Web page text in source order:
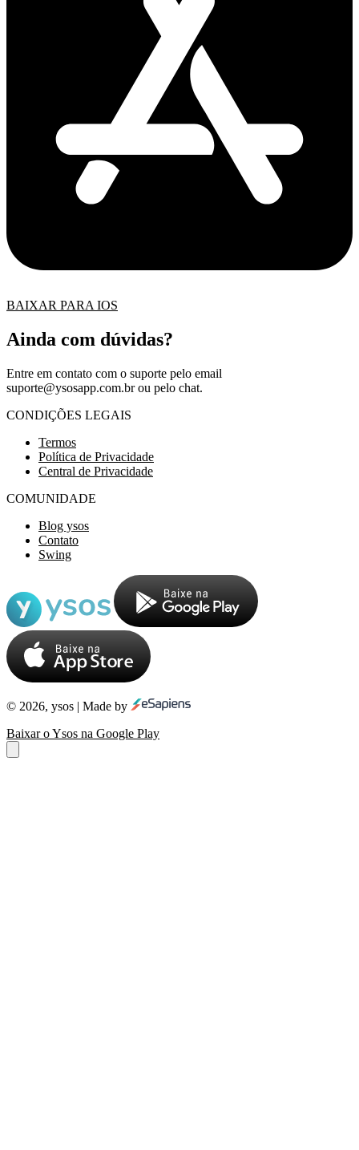
BAIXAR PARA IOS
Ainda com dúvidas?
Entre em contato com o suporte pelo email
suporte@ysosapp.com.brou pelo chat.
CONDIÇÕES LEGAIS
Termos
Política de Privacidade
Central de Privacidade
COMUNIDADE
Blog ysos
Contato
Swing
© 2026, ysos | Made by
Baixar o Ysos na Google Play